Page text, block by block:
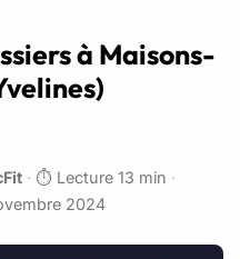
à Maisons-
· ⏱️ Lecture 13 min ·
2024